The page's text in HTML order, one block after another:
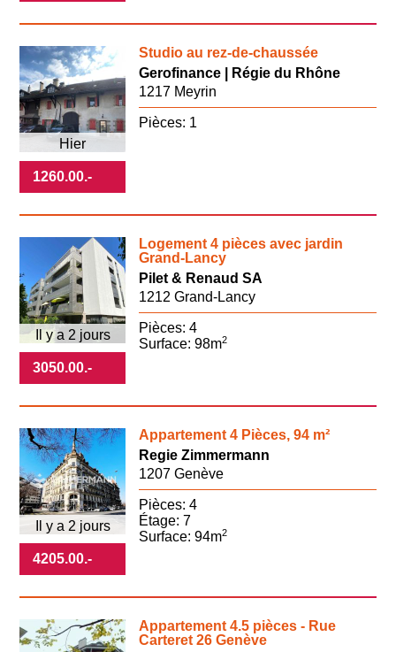
1260.00.-
Studio au rez-de-chaussée
Hier
Gerofinance | Régie du Rhône
1217 Meyrin
Pièces: 1
3050.00.-
Logement 4 pièces avec jardin
Grand-Lancy
Il y a 2 jours
Pilet & Renaud SA
1212 Grand-Lancy
Pièces: 4
Surface: 98m2
4205.00.-
Appartement 4 Pièces, 94 m²
Il y a 2 jours
Regie Zimmermann
1207 Genève
Pièces: 4
Étage: 7
Surface: 94m2
Appartement 4.5 pièces - Rue
Carteret 26 Genève